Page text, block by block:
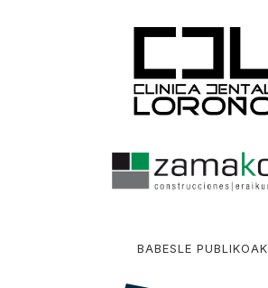
BABESLE PUBLIKOAK